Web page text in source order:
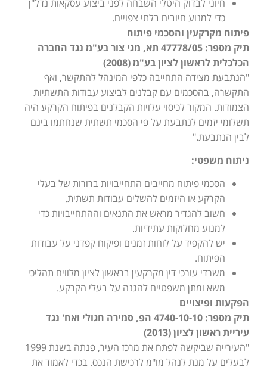
חיוני לבדוק היטלי השבחה לפני ביצוע עסקאות נדל"ן
כדי למנוע חיובים בלתי צפויים.
פיתוח מקרקעין והסכמי פיתוח
תיק מספר: 47778/05 תא, מגי צור בע"מ נגד החברה
הכלכלית לראשון לציון בע"מ (2008)
"הנתבעת מצידה התחייבה כלפי המינהל להתקשר, ואף
התקשרה, בהסכמים עם קבלנים לביצוע עבודות התשתיות
הצמודות. המקור לכיסוי עלויות הקבלנים בפיתוח הקרקע היה
תשלומי יזמים לנתבעת על פי הסכמי תשתית שנחתמו בינם
לבין הנתבעת."
ניתוח משפטי:
הסכמי פיתוח מחייבים התחייבויות ברורות של בעלי
הקרקע או היזמים להשלים עבודות תשתית.
חשוב להגדיר מראש את התנאים וההתחייבויות כדי
למנוע מחלוקות עתידיות.
יש להקפיד על לוחות זמנים ופיקוח קפדני על עבודות
הפיתוח.
משרדי עורכי דין מקרקעין בראשון לציון מלווים תהליכי
משא ומתן משפטיים להגנה על בעלי הקרקע.
הפקעות ופיצויים
תיק מספר: 4740-10-10 הפ, סמירה חגולי ואח' נגד
עיריית ראשון לציון (2013)
"העירייה שביקשה לפתח את מרכז העיר, פנתה בשנת 1999
לבעלים על מנת לנהל מו"מ לרכישת הנכס. בכדי לאמוד את